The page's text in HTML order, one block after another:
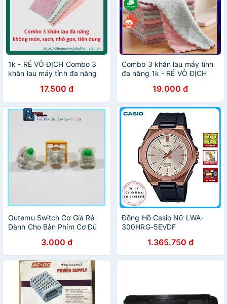
1k - RẺ VÔ ĐỊCH Combo 3
khăn lau máy tính đa năng
17.500 đ
Combo 3 khăn lau máy tính
đa năng 1k - RẺ VÔ ĐỊCH
19.000 đ
Outemu Switch Cơ Giá Rẻ
Dành Cho Bàn Phím Cơ Đủ
3.000 đ
Đồng Hồ Casio Nữ LWA-
300HRG-5EVDF
1.365.750 đ